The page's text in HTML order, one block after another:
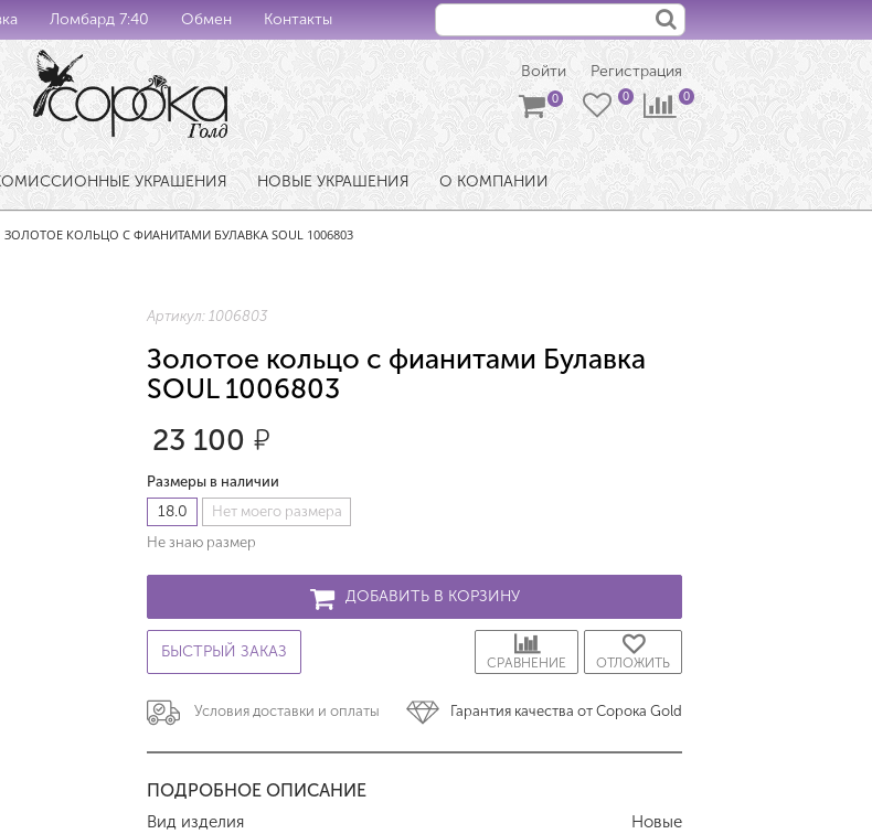
Ломбард 7:40 Обмен Контакты
Войти Регистрация
УКРАШЕНИЯ НОВЫЕ УКРАШЕНИЯ О КОМПАНИИ
ЗОЛОТОЕ КОЛЬЦО С ФИАНИТАМИ БУЛАВКА SOUL 1006803
Артикул: 1006803
Золотое кольцо с фианитами Булавка
SOUL 1006803
23 100 р.
Размеры в наличии
18.0
Нет моего размера
Не знаю размер
ДОБАВИТЬ В КОРЗИНУ
БЫСТРЫЙ ЗАКАЗ
ОТЛОЖИТЬ
СРАВНЕНИЕ
Условия доставки и оплаты Гарантия качества от Сорока Gold
ПОДРОБНОЕ ОПИСАНИЕ
Вид изделия
Новые